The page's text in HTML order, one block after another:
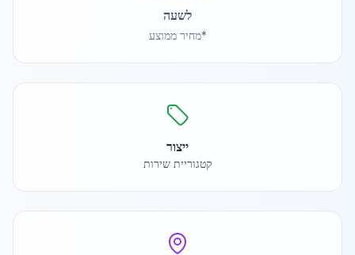
לשעה
*מחיר ממוצע
ייצור
קטגוריית שירות